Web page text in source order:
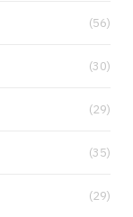
(56)
(30)
(29)
(35)
(29)